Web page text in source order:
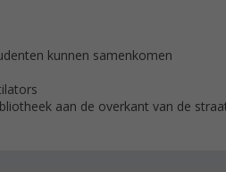
kunnen samenkomen
aan de overkant van de